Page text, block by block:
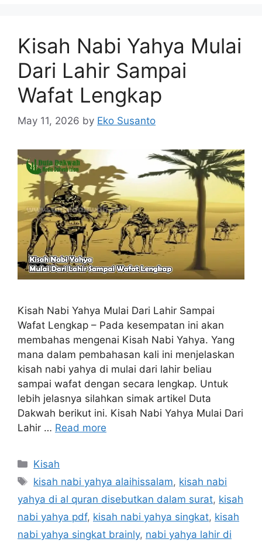
Kisah Nabi Yahya Mulai
Dari Lahir Sampai
Wafat Lengkap
May 11, 2026 by Eko Susanto
Kisah Nabi Yahya Mulai Dari Lahir Sampai
Wafat Lengkap – Pada kesempatan ini akan
membahas mengenai Kisah Nabi Yahya. Yang
mana dalam pembahasan kali ini menjelaskan
kisah nabi yahya di mulai dari lahir beliau
sampai wafat dengan secara lengkap. Untuk
lebih jelasnya silahkan simak artikel Duta
Dakwah berikut ini. Kisah Nabi Yahya Mulai Dari
Lahir … Read more
Categories
Kisah
Tags
kisah nabi yahya alaihissalam, kisah nabi
yahya di al quran disebutkan dalam surat, kisah
nabi yahya pdf, kisah nabi yahya singkat, kisah
nabi yahya singkat brainly, nabi yahya lahir di